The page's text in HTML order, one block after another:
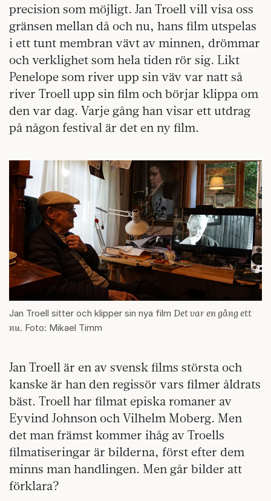
precision som möjligt. Jan Troell vill visa oss
gränsen mellan då och nu, hans film utspelas
i ett tunt membran vävt av minnen, drömmar
och verklighet som hela tiden rör sig. Likt
Penelope som river upp sin väv var natt så
river Troell upp sin film och börjar klippa om
den var dag. Varje gång han visar ett utdrag
på någon festival är det en ny film.
Jan Troell sitter och klipper sin nya film Det var en gång ett
nu. Foto: Mikael Timm
Jan Troell är en av svensk films största och
kanske är han den regissör vars filmer åldrats
bäst. Troell har filmat episka romaner av
Eyvind Johnson och Vilhelm Moberg. Men
det man främst kommer ihåg av Troells
filmatiseringar är bilderna, först efter dem
minns man handlingen. Men går bilder att
förklara?